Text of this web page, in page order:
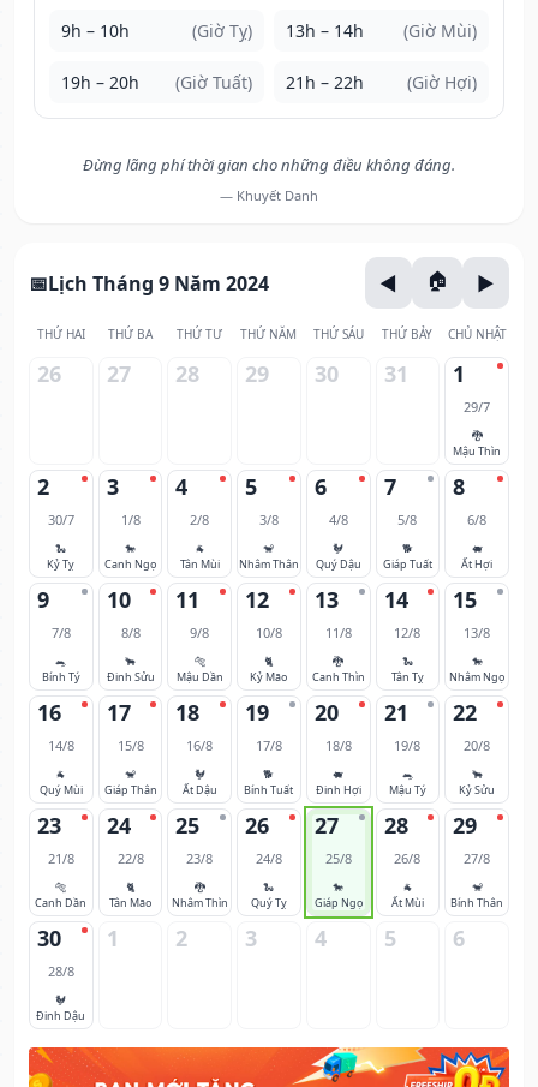
9h – 10h (Giờ Tỵ) 13h – 14h (Giờ Mùi)
19h – 20h (Giờ Tuất) 21h – 22h (Giờ Hợi)
Đừng lãng phí thời gian cho những điều không đáng.
— Khuyết Danh
Lịch Tháng 9 Năm 2024
THỨ HAI THỨ BA THỨ TƯ THỨ NĂM THỨ SÁU THỨ BẢY CHỦ NHẬT
26 27 28 29 30 31 1
29/7
🐉
Mậu Thìn
2
30/7
🐍
Kỷ Tỵ
3
1/8
🐎
Canh Ngọ
4
2/8
🐐
Tân Mùi
5
3/8
🐒
Nhâm Thân
6
4/8
🐓
Quý Dậu
7
5/8
🐕
Giáp Tuất
8
6/8
🐖
Ất Hợi
9
7/8
🐀
Bính Tý
10
8/8
🐂
Đinh Sửu
11
9/8
🐅
Mậu Dần
12
10/8
🐈
Kỷ Mão
13
11/8
🐉
Canh Thìn
14
12/8
🐍
Tân Tỵ
15
13/8
🐎
Nhâm Ngọ
16
14/8
🐐
Quý Mùi
17
15/8
🐒
Giáp Thân
18
16/8
🐓
Ất Dậu
19
17/8
🐕
Bính Tuất
20
18/8
🐖
Đinh Hợi
21
19/8
🐀
Mậu Tý
22
20/8
🐂
Kỷ Sửu
23
21/8
🐅
Canh Dần
24
22/8
🐈
Tân Mão
25
23/8
🐉
Nhâm Thìn
26
24/8
🐍
Quý Tỵ
27
25/8
🐎
Giáp Ngọ
28
26/8
🐐
Ất Mùi
29
27/8
🐒
Bính Thân
30
28/8
🐓
Đinh Dậu
1 2 3 4 5 6